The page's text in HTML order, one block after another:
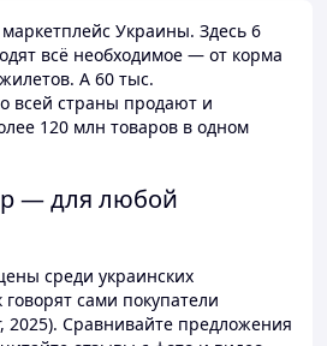
Украины. Здесь 6
всё необходимое — от корма
А 60 тыс.
всей страны продают и
120 млн товаров в одном
— для любой
среди украинских
сами покупатели
2025). Сравнивайте предложения